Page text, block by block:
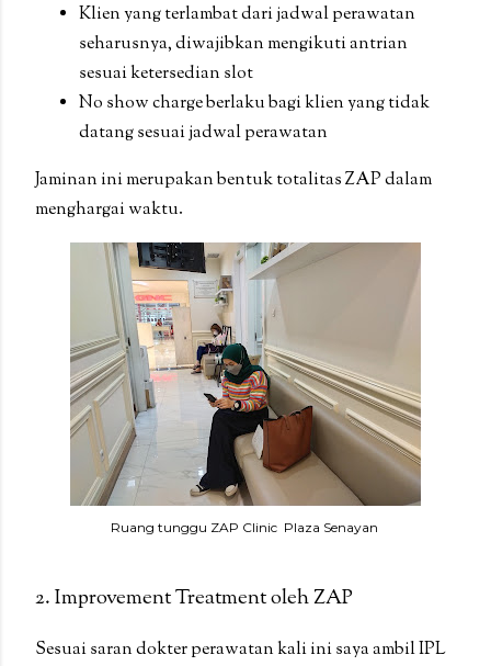
Klien yang terlambat dari jadwal perawatan
seharusnya, diwajibkan mengikuti antrian
sesuai ketersedian slot
No show charge berlaku bagi klien yang tidak
datang sesuai jadwal perawatan
Jaminan ini merupakan bentuk totalitas ZAP dalam
menghargai waktu.
Ruang tunggu ZAP Clinic Plaza Senayan
2. Improvement Treatment oleh ZAP
Sesuai saran dokter perawatan kali ini saya ambil IPL